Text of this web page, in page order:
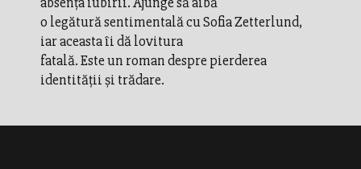
o legătură sentimentală cu Sofia Zetterlund,
iar aceasta îi dă lovitura
fatală. Este un roman despre pierderea
identităţii şi trădare.